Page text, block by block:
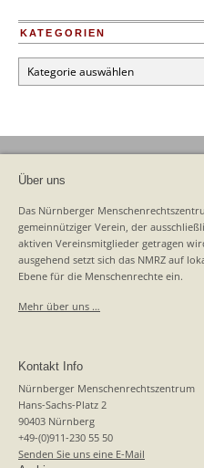
KATEGORIEN
Kategorien
Über uns
Das Nürnberger
gemeinnütziger Verein, der
aktiven Vereinsmitglieder getragen
ausgehend setzt sich das NMRZ auf
Ebene für die Menschenrechte ein.
Mehr über uns …
Kontakt Info
Nürnberger Menschenrechtszentrum
Hans-Sachs-Platz 2
90403 Nürnberg
+49-(0)911-230 55 50
Senden Sie uns eine E-Mail